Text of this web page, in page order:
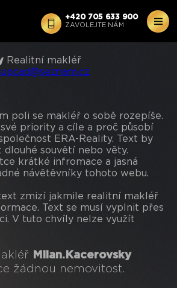
+420 705 633 900
ZAVOLEJTE NÁM
Realitní makléř
poli se makléř o sobě rozepíše.
priority a cíle a proč působí
ERA-Reality. Text by
dlouhé souvětí nebo věty.
krátké infromace a jasná
návětěvníky tohoto webu.
zmizí jakmile realitní makléř
Text se musí vyplnit přes
V tuto chvíly nelze využít
Milan.Kacerovsky
žádnou nemovitost.